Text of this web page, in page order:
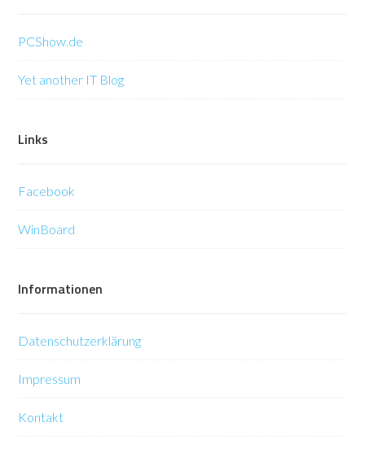
PCShow.de
Yet another IT Blog
Links
Facebook
WinBoard
Informationen
Datenschutzerklärung
Impressum
Kontakt